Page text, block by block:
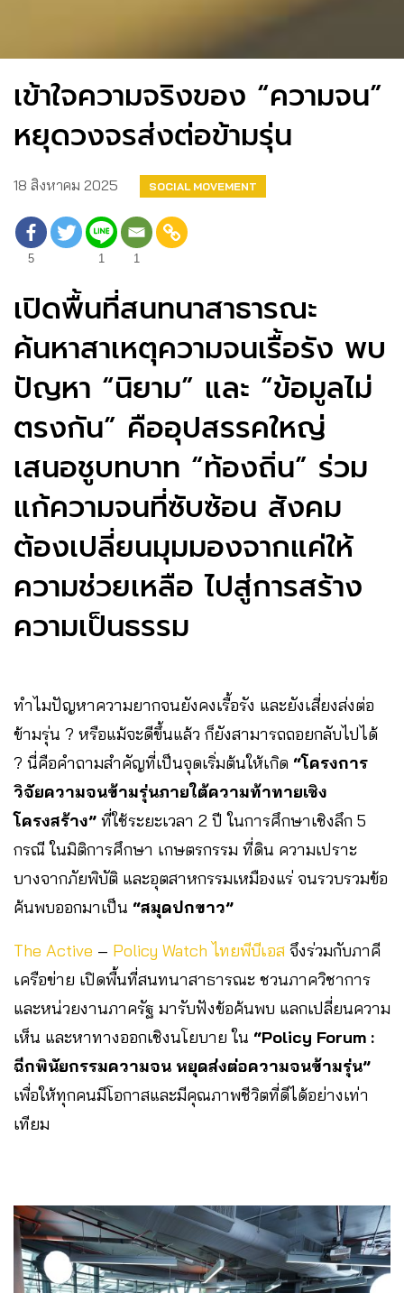
เข้าใจความจริงของ “ความจน”
หยุดวงจรส่งต่อข้ามรุ่น
18 สิงหาคม 2025 SOCIAL MOVEMENT
5 1 1
เปิดพื้นที่สนทนาสาธารณะ
ค้นหาสาเหตุความจนเรื้อรัง พบ
ปัญหา “นิยาม” และ “ข้อมูลไม่
ตรงกัน” คืออุปสรรคใหญ่
เสนอชูบทบาท “ท้องถิ่น” ร่วม
แก้ความจนที่ซับซ้อน สังคม
ต้องเปลี่ยนมุมมองจากแค่ให้
ความช่วยเหลือ ไปสู่การสร้าง
ความเป็นธรรม
ทำไมปัญหาความยากจนยังคงเรื้อรัง และยังเสี่ยงส่งต่อ
ข้ามรุ่น ? หรือแม้จะดีขึ้นแล้ว ก็ยังสามารถถอยกลับไปได้
? นี่คือคำถามสำคัญที่เป็นจุดเริ่มต้นให้เกิด “โครงการ
วิจัยความจนข้ามรุ่นภายใต้ความท้าทายเชิง
โครงสร้าง” ที่ใช้ระยะเวลา 2 ปี ในการศึกษาเชิงลึก 5
กรณี ในมิติการศึกษา เกษตรกรรม ที่ดิน ความเปราะ
บางจากภัยพิบัติ และอุตสาหกรรมเหมืองแร่ จนรวบรวมข้อ
ค้นพบออกมาเป็น “สมุดปกขาว”
The Active – Policy Watch ไทยพีบีเอส จึงร่วมกับภาคี
เครือข่าย เปิดพื้นที่สนทนาสาธารณะ ชวนภาควิชาการ
และหน่วยงานภาครัฐ มารับฟังข้อค้นพบ แลกเปลี่ยนความ
เห็น และหาทางออกเชิงนโยบาย ใน “Policy Forum :
ฉีกพินัยกรรมความจน หยุดส่งต่อความจนข้ามรุ่น”
เพื่อให้ทุกคนมีโอกาสและมีคุณภาพชีวิตที่ดีได้อย่างเท่า
เทียม